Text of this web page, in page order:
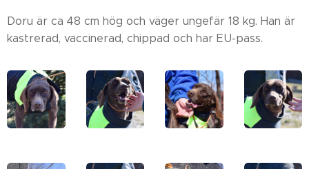
Doru är ca 48 cm hög och väger ungefär 18 kg. Han är
kastrerad, vaccinerad, chippad och har EU-pass.